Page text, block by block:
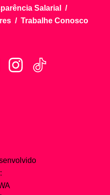
Salarial
Trabalhe Conosco